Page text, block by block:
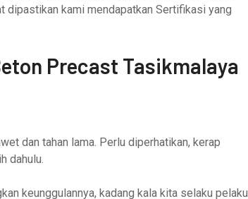
dipastikan kami mendapatkan Sertifikasi yang
Precast Tasikmalaya
dan tahan lama. Perlu diperhatikan, kerap
dahulu.
keunggulannya, kadang kala kita selaku pelaku